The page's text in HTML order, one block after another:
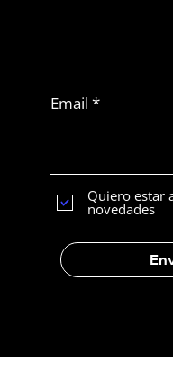
News
Email
Quiero estar
novedades